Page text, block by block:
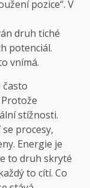
pozice“. V
druh tiché
potenciál.
vnímá.
často
stížnosti.
procesy,
Energie je
to druh skryté
to cítí. Co